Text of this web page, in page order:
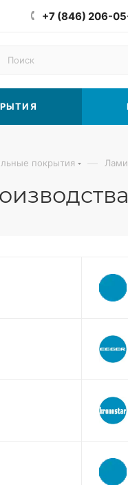
+7 (846) 206-
покрытия —